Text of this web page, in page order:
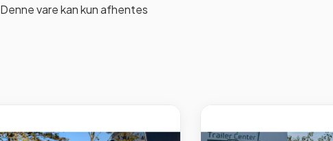
Denne vare kan kun afhentes